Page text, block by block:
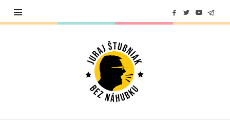
Juraj
Štubniak